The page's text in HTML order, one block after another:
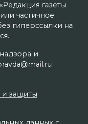
газеты
частичное
гиперссылки на
и
и защиты